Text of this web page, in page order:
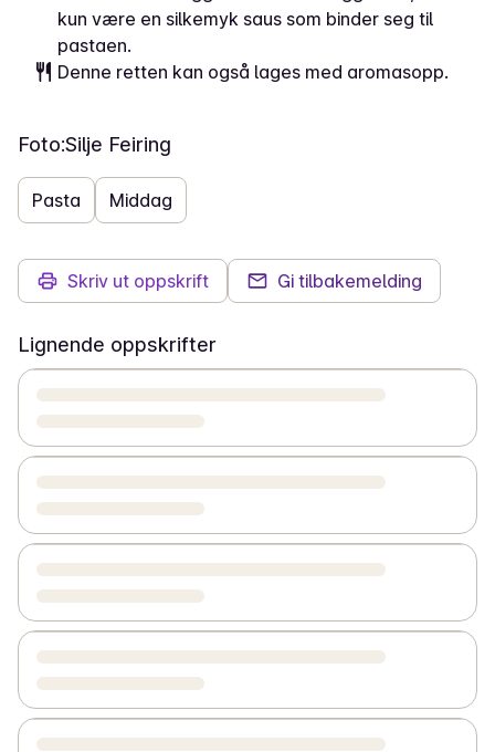
kun være en silkemyk saus som binder seg til
pastaen.
Denne retten kan også lages med aromasopp.
Foto:Silje Feiring
Pasta Middag
Skriv ut oppskrift Gi tilbakemelding
Lignende oppskrifter